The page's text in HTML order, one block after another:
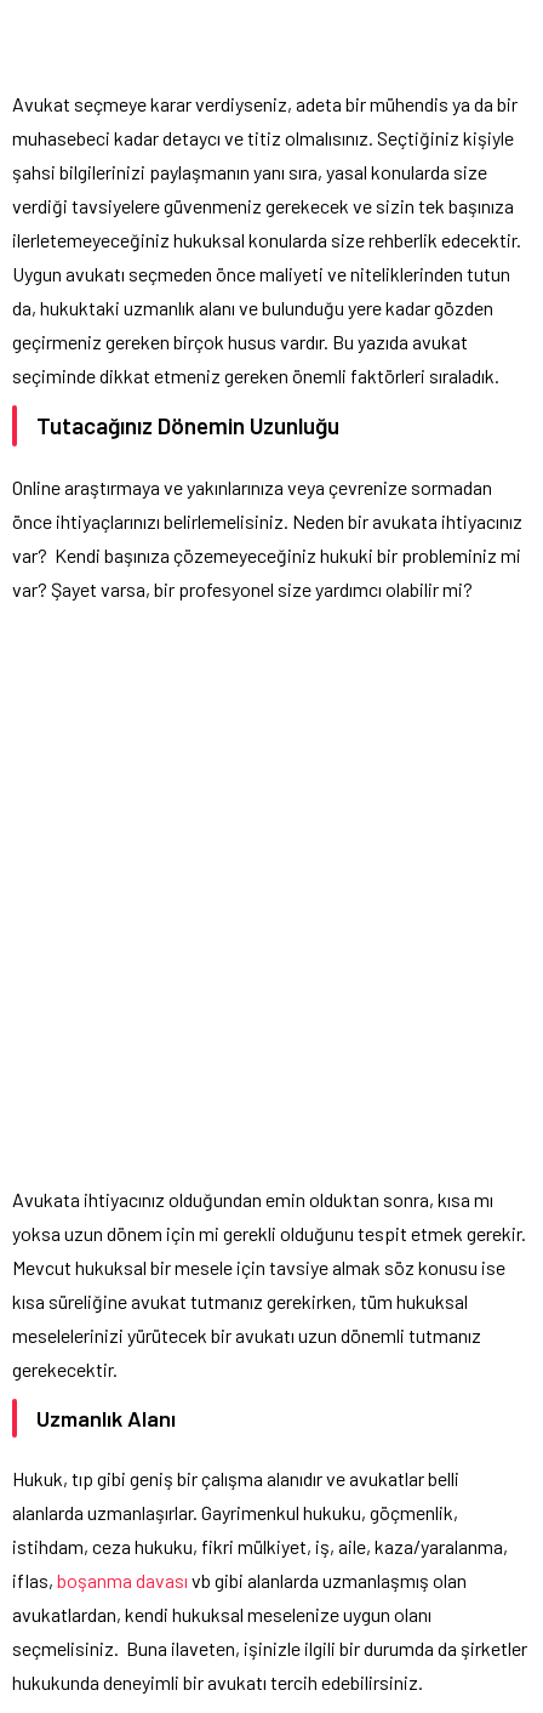
Avukat seçmeye karar verdiyseniz, adeta bir mühendis ya da bir
muhasebeci kadar detaycı ve titiz olmalısınız. Seçtiğiniz kişiyle
şahsi bilgilerinizi paylaşmanın yanı sıra, yasal konularda size
verdiği tavsiyelere güvenmeniz gerekecek ve sizin tek başınıza
ilerletemeyeceğiniz hukuksal konularda size rehberlik edecektir.
Uygun avukatı seçmeden önce maliyeti ve niteliklerinden tutun
da, hukuktaki uzmanlık alanı ve bulunduğu yere kadar gözden
geçirmeniz gereken birçok husus vardır. Bu yazıda avukat
seçiminde dikkat etmeniz gereken önemli faktörleri sıraladık.
Tutacağınız Dönemin Uzunluğu
Online araştırmaya ve yakınlarınıza veya çevrenize sormadan
önce ihtiyaçlarınızı belirlemelisiniz. Neden bir avukata ihtiyacınız
var? Kendi başınıza çözemeyeceğiniz hukuki bir probleminiz mi
var? Şayet varsa, bir profesyonel size yardımcı olabilir mi?
Avukata ihtiyacınız olduğundan emin olduktan sonra, kısa mı
yoksa uzun dönem için mi gerekli olduğunu tespit etmek gerekir.
Mevcut hukuksal bir mesele için tavsiye almak söz konusu ise
kısa süreliğine avukat tutmanız gerekirken, tüm hukuksal
meselelerinizi yürütecek bir avukatı uzun dönemli tutmanız
gerekecektir.
Uzmanlık Alanı
Hukuk, tıp gibi geniş bir çalışma alanıdır ve avukatlar belli
alanlarda uzmanlaşırlar. Gayrimenkul hukuku, göçmenlik,
istihdam, ceza hukuku, fikri mülkiyet, iş, aile, kaza/yaralanma,
iflas, boşanma davası vb gibi alanlarda uzmanlaşmış olan
avukatlardan, kendi hukuksal meselenize uygun olanı
seçmelisiniz. Buna ilaveten, işinizle ilgili bir durumda da şirketler
hukukunda deneyimli bir avukatı tercih edebilirsiniz.